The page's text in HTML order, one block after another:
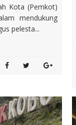
Kota (Pemkot)
mendukung
pelesta...